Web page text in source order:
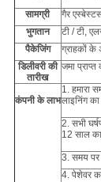
सामग्री
गैर
भुगतान
टी / टी,
पैकेजिंग
ग्राहकों के
डिलीवरी की
तारीख
जमा
कंपनी के लाभ
1. हमारा
लाइनिंग का
2. सभी
12 साल
3. समय पर
4. पेशेवर